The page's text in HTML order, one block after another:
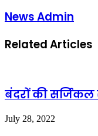
News Admin
Related Articles
बंदरों की सर्जिकल
July 28, 2022